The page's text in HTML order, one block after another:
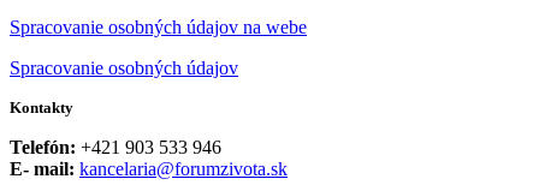
Spracovanie osobných údajov na webe
Spracovanie osobných údajov
Kontakty
Telefón: +421 903 533 946
E- mail: kancelaria@forumzivota.sk